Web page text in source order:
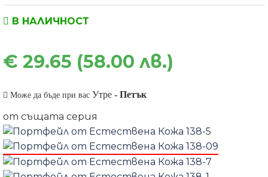
€ 29.65 (58.00 лв.)
В НАЛИЧНОСТ
Може да бъде при вас Утре - Петък
от същата серия